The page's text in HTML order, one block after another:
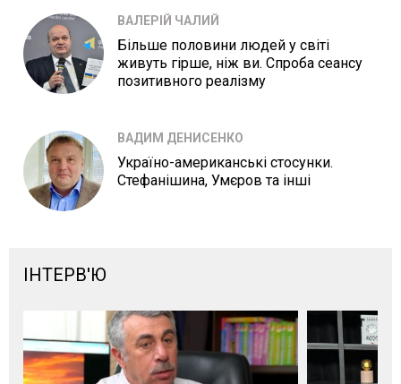
ВАЛЕРІЙ ЧАЛИЙ
Більше половини людей у світі
живуть гірше, ніж ви. Спроба сеансу
позитивного реалізму
ВАДИМ ДЕНИСЕНКО
Україно-американські стосунки.
Стефанішина, Умєров та інші
ІНТЕРВ'Ю